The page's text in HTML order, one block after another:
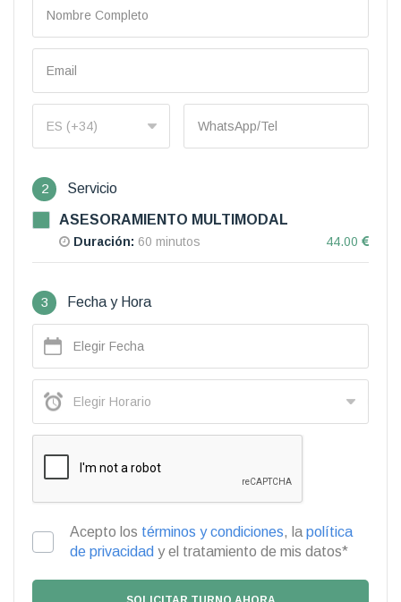
2 Servicio
ASESORAMIENTO MULTIMODAL
Duración: 60 minutos 44.00
3 Fecha y Hora
Acepto los términos y condiciones, la política
de privacidad y el tratamiento de mis datos*